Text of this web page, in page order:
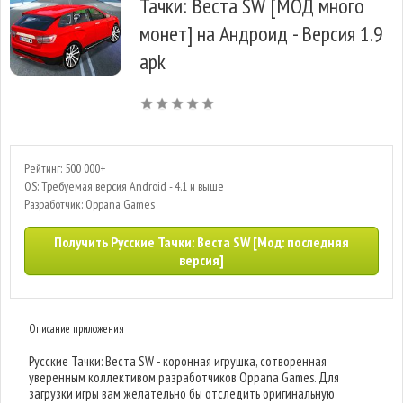
Тачки: Веста SW [МОД много
монет] на Андроид - Версия 1.9
apk
Рейтинг: 500 000+
OS: Требуемая версия Android - 4.1 и выше
Разработчик: Oppana Games
Получить Русские Тачки: Веста SW [Мод: последняя
версия]
Описание приложения
Русские Тачки: Веста SW - коронная игрушка, сотворенная
уверенным коллективом разработчиков Oppana Games. Для
загрузки игры вам желательно бы отследить оригинальную